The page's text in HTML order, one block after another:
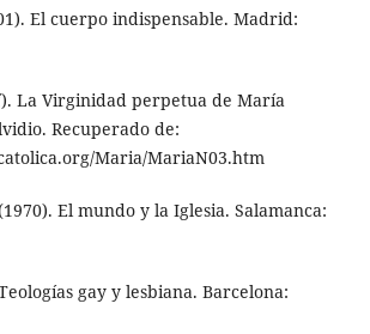
El cuerpo indispensable. Madrid:
La Virginidad perpetua de María
Recuperado de:
Maria/MariaN03.htm
El mundo y la Iglesia. Salamanca:
gay y lesbiana. Barcelona: